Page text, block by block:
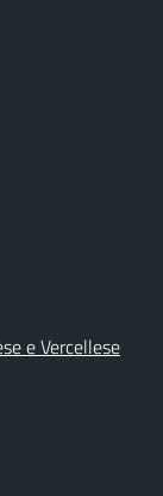
e Vercellese